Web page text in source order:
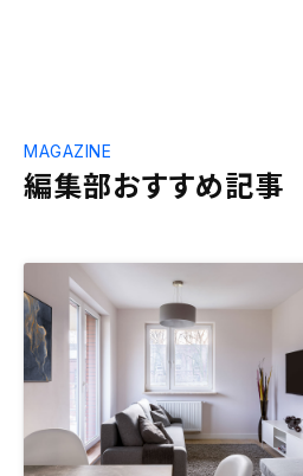
編集部おすすめ記事
MAGAZINE